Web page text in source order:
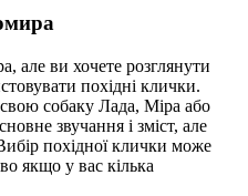
але ви хочете розглянути
похідні клички.
собаку Лада, Міра або
звучання і зміст, але
похідної клички може
якщо у вас кілька